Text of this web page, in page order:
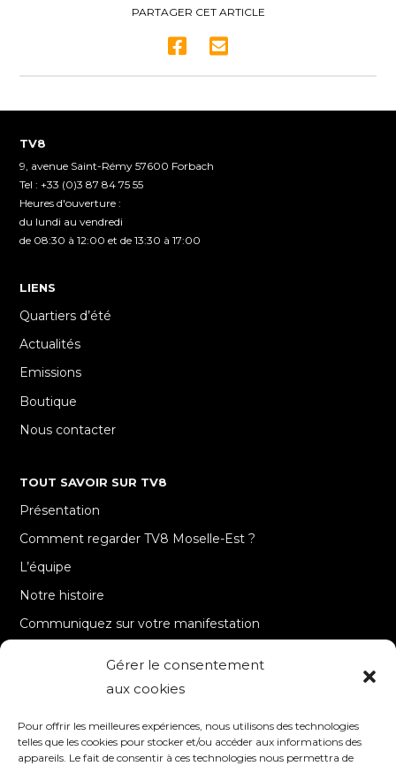
Gérer le consentement
aux cookies
Pour offrir les meilleures expériences, nous utilisons des technologies
telles que les cookies pour stocker et/ou accéder aux informations des
appareils. Le fait de consentir à ces technologies nous permettra de
PARTAGER CET ARTICLE
TV8
9, avenue Saint-Rémy 57600 Forbach
Tel : +33 (0)3 87 84 75 55
Heures d'ouverture :
du lundi au vendredi
de 08:30 à 12:00 et de 13:30 à 17:00
LIENS
Quartiers d’été
Actualités
Emissions
Boutique
Nous contacter
TOUT SAVOIR SUR TV8
Présentation
Comment regarder TV8 Moselle-Est ?
L’équipe
Notre histoire
Communiquez sur votre manifestation
Contact
Mentions Légales / Crédits